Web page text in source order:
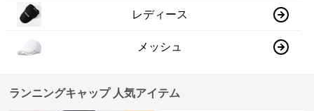
レディース
メッシュ
ランニングキャップ 人気アイテム